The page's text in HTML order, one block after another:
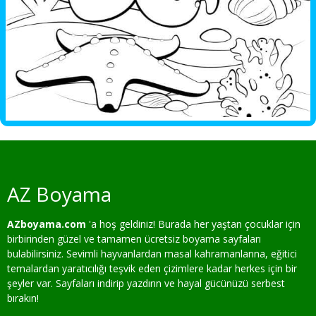
AZ Boyama
AZboyama.com 'a hoş geldiniz! Burada her yaştan çocuklar için
birbirinden güzel ve tamamen ücretsiz boyama sayfaları
bulabilirsiniz. Sevimli hayvanlardan masal kahramanlarına, eğitici
temalardan yaratıcılığı teşvik eden çizimlere kadar herkes için bir
şeyler var. Sayfaları indirip yazdırın ve hayal gücünüzü serbest
bırakın!